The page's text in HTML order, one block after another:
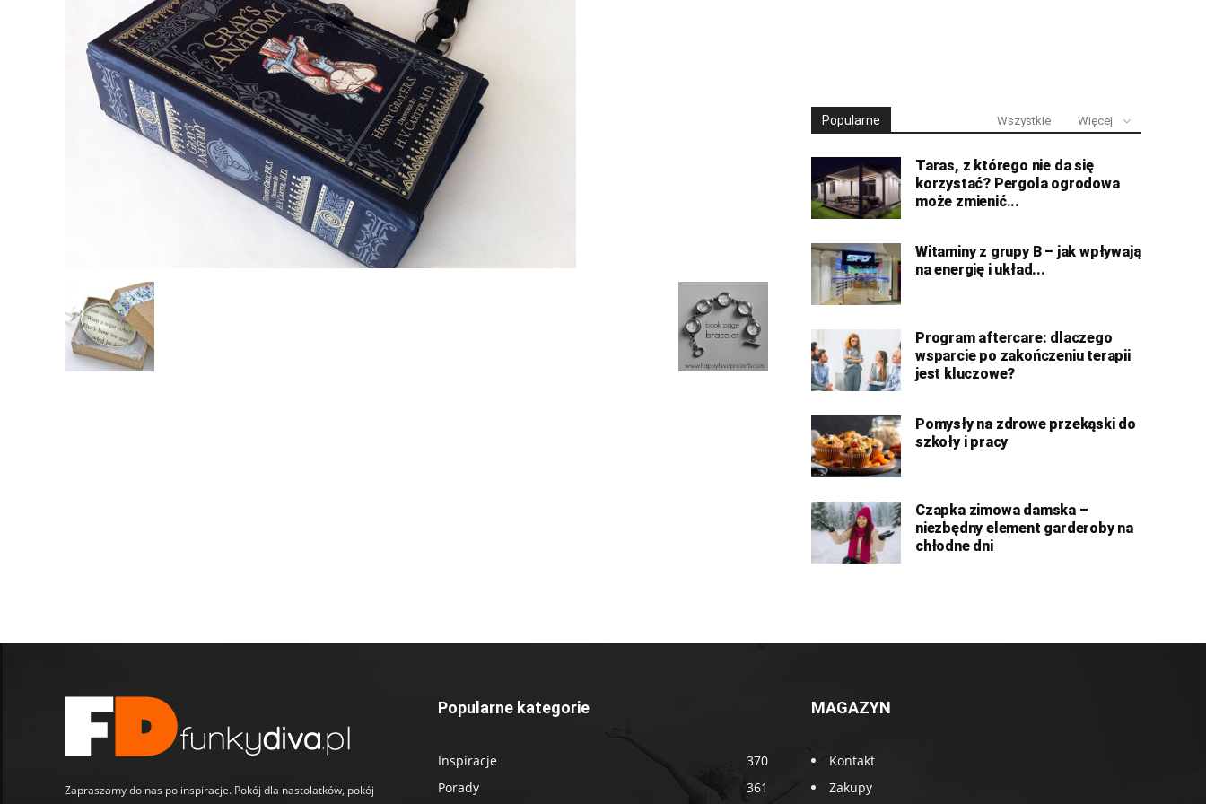
Popularne Wszystkie Więcej
Taras, z którego nie da się
korzystać? Pergola ogrodowa
może zmienić...
Witaminy z grupy B – jak wpływają
na energię i układ...
Program aftercare: dlaczego
wsparcie po zakończeniu terapii
jest kluczowe?
Pomysły na zdrowe przekąski do
szkoły i pracy
Czapka zimowa damska –
niezbędny element garderoby na
chłodne dni
Zapraszamy do nas po inspiracje. Pokój dla nastolatków, pokój
Popularne kategorie
Inspiracje
370
Porady
361
MAGAZYN
Kontakt
Zakupy